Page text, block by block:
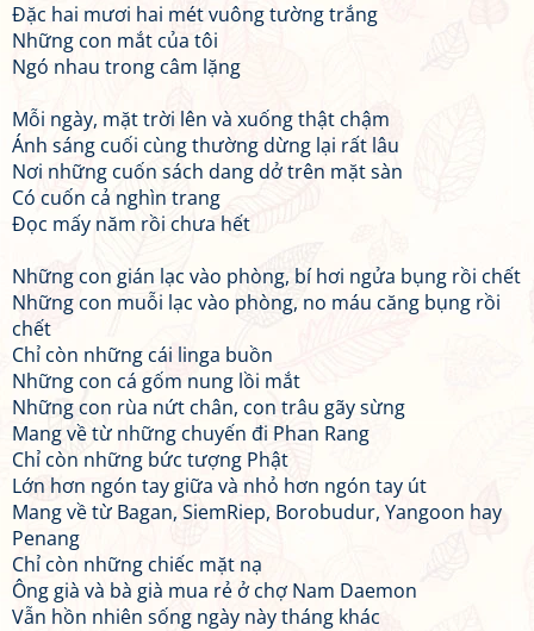
Đặc hai mươi hai mét vuông tường trắng
Những con mắt của tôi
Ngó nhau trong câm lặng
Mỗi ngày, mặt trời lên và xuống thật chậm
Ánh sáng cuối cùng thường dừng lại rất lâu
Nơi những cuốn sách dang dở trên mặt sàn
Có cuốn cả nghìn trang
Đọc mấy năm rồi chưa hết
Những con gián lạc vào phòng, bí hơi ngửa bụng rồi chết
Những con muỗi lạc vào phòng, no máu căng bụng rồi
chết
Chỉ còn những cái linga buồn
Những con cá gốm nung lồi mắt
Những con rùa nứt chân, con trâu gãy sừng
Mang về từ những chuyến đi Phan Rang
Chỉ còn những bức tượng Phật
Lớn hơn ngón tay giữa và nhỏ hơn ngón tay út
Mang về từ Bagan, SiemRiep, Borobudur, Yangoon hay
Penang
Chỉ còn những chiếc mặt nạ
Ông già và bà già mua rẻ ở chợ Nam Daemon
Vẫn hồn nhiên sống ngày này tháng khác